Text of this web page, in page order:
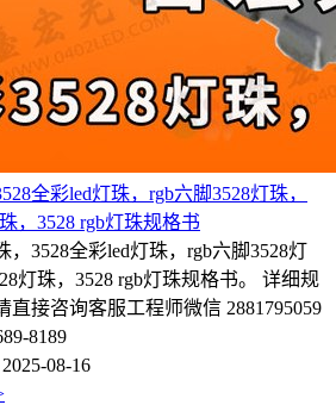
全彩led灯珠，rgb六脚3528灯珠，
，3528 rgb灯珠规格书
，3528全彩led灯珠，rgb六脚3528灯
灯珠，3528 rgb灯珠规格书。 详细规
直接咨询客服工程师微信 2881795059
8189
08-16